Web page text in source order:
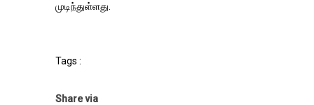
முடிந்துள்ளது.
Tags :
Share via